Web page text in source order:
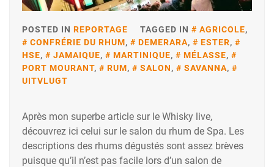
POSTED IN REPORTAGE TAGGED IN AGRICOLE,
CONFRÉRIE DU RHUM, DEMERARA, ESTER,
HSE, JAMAIQUE, MARTINIQUE, MÉLASSE,
PORT MOURANT, RUM, SALON, SAVANNA,
UITVLUGT
Après mon superbe article sur le Whisky live,
découvrez ici celui sur le salon du rhum de Spa. Les
descriptions des rhums dégustés sont assez brèves
puisque qu’il n’est pas facile lors d’un salon de